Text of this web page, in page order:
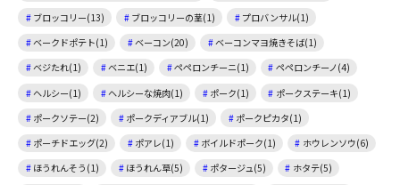
ブロッコリー(13)
ブロッコリーの茎(1)
プロバンサル(1)
ベークドポテト(1)
ベーコン(20)
ベーコンマヨ焼きそば(1)
ベジたれ(1)
ベニエ(1) ペペロンチーニ(1)
ペペロンチーノ(4)
ヘルシー(1)
ヘルシーな焼肉(1) ポーク(1)
ポークステーキ(1)
ポークソテー(2)
ポークディアブル(1)
ポークピカタ(1)
ポーチドエッグ(2)
ポアレ(1) ボイルドポーク(1)
ホウレンソウ(6)
ほうれんそう(1)
ほうれん草(5) ポタージュ(5)
ホタテ(5)